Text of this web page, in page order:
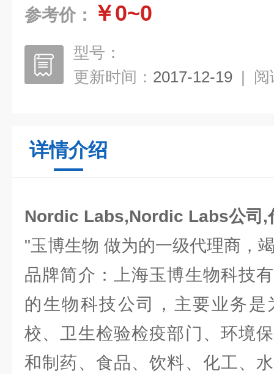
参考价： ￥0~0
型号：
更新时间： 2017-12-19 | 阅
详情介绍
Nordic Labs,Nordic Labs公司,
"玉博生物 做为的一级代理商，
品牌简介：上海玉博生物科技
的生物科技公司，主要业务
校、卫生检验检疫部门、环境
和制药、食品、饮料、化工、